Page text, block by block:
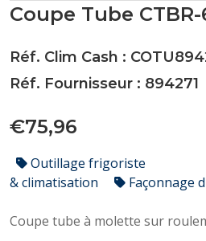
Coupe Tube CTBR-
Réf. Clim Cash :
Réf. Fournisseur : 894271
€75,96
Outillage frigoriste
& climatisation
Façonnage
Coupe tube à molette sur